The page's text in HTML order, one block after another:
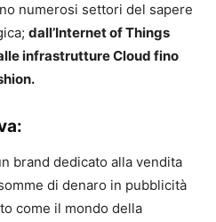
numerosi settori del sapere
dall’Internet of Things
infrastrutture Cloud fino
brand dedicato alla vendita
di denaro in pubblicità
come il mondo della